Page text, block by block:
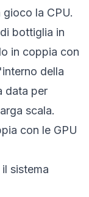
gioco la CPU.
bottiglia in
in coppia con
della
data per
scala.
con le GPU
sistema